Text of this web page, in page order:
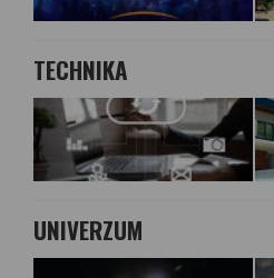
TECHNIKA
UNIVERZUM